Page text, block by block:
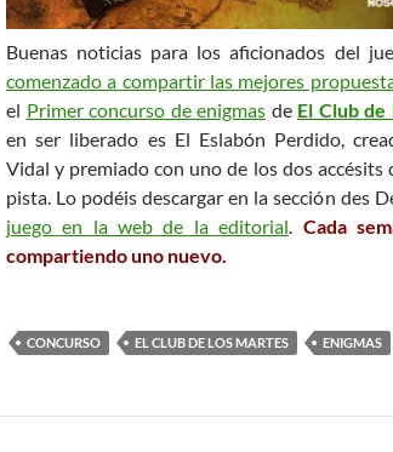
Buenas noticias para los aficionados del
comenzado a compartir las mejores
el Primer concurso de enigmas de El Club
en ser liberado es El Eslabón Perdido,
Vidal y premiado con uno de los dos accésits
pista. Lo podéis descargar en la sección des
juego en la web de la editorial. Cada
compartiendo uno nuevo.
CONCURSO EL CLUB DE LOS MARTES ENIGMAS